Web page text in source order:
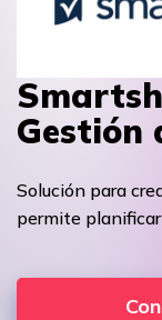
Gestión
Solución para
permite